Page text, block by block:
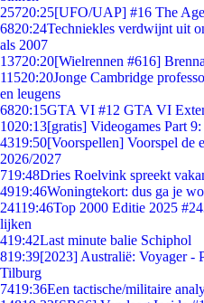
25720:25[UFO/UAP] #16 The
6820:24Techniekles verdwijnt uit
als 2007
13720:20[Wielrennen #616]
11520:20Jonge Cambridge
en leugens
6820:15GTA VI #12 GTA VI
1020:13[gratis] Videogames Part
4319:50[Voorspellen] Voorspel de
2026/2027
719:48Dries Roelvink spreekt
4919:46Woningtekort: dus ga je
24119:46Top 2000 Editie 2025
lijken
419:42Last minute balie Schiphol
819:39[2023] Australië: Voyager -
Tilburg
7419:36Een tactische/militaire